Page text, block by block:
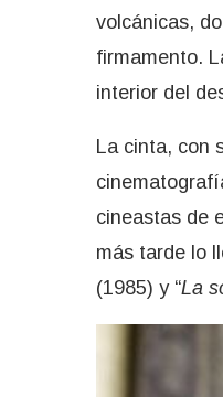
volcánicas,
firmamento.
interior del
La cinta, con
cineastas de
más tarde lo
(1985) y “La